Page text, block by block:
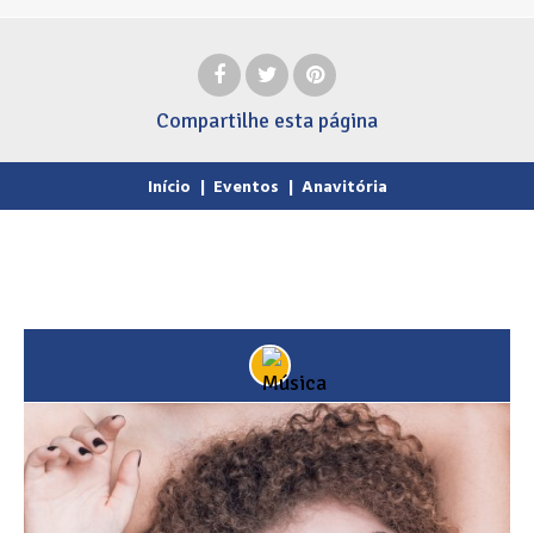
Compartilhe esta página
Início | Eventos | Anavitória